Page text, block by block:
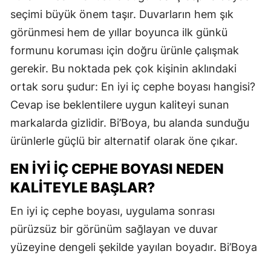
seçimi büyük önem taşır. Duvarların hem şık
görünmesi hem de yıllar boyunca ilk günkü
formunu koruması için doğru ürünle çalışmak
gerekir. Bu noktada pek çok kişinin aklındaki
ortak soru şudur: En iyi iç cephe boyası hangisi?
Cevap ise beklentilere uygun kaliteyi sunan
markalarda gizlidir. Bi’Boya, bu alanda sunduğu
ürünlerle güçlü bir alternatif olarak öne çıkar.
EN İYI İÇ CEPHE BOYASI NEDEN
KALITEYLE BAŞLAR?
En iyi iç cephe boyası, uygulama sonrası
pürüzsüz bir görünüm sağlayan ve duvar
yüzeyine dengeli şekilde yayılan boyadır. Bi’Boya